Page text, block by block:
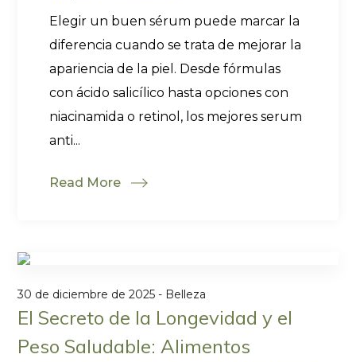
Elegir un buen sérum puede marcar la
diferencia cuando se trata de mejorar la
apariencia de la piel. Desde fórmulas
con ácido salicílico hasta opciones con
niacinamida o retinol, los mejores serum
anti...
Read More
30 de diciembre de 2025 Belleza
El Secreto de la Longevidad y el
Peso Saludable: Alimentos